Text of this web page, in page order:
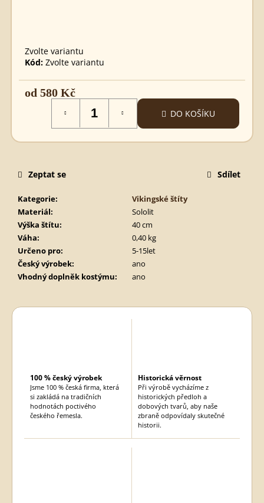
Zvolte variantu
Kód: Zvolte variantu
od 580 Kč
DO KOŠÍKU
Kategorie:
Vikingské štíty
Materiál:
Sololit
Výška štítu:
40 cm
Váha:
0,40 kg
Určeno pro:
5-15let
Český výrobek:
ano
Vhodný doplněk kostýmu: ano
Zeptat se Sdílet
100 % český výrobek
Jsme 100 % česká firma, která
si zakládá na tradičních
hodnotách poctivého
českého řemesla.
Historická věrnost
Při výrobě vycházíme z
historických předloh a
dobových tvarů, aby naše
zbraně odpovídaly skutečné
historii.